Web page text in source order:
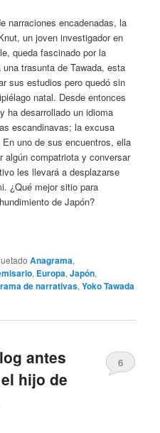
narraciones encadenadas, la
un joven investigador en
queda fascinado por la
trasunta de Tawada, esta
sus estudios pero quedó sin
natal. Desde entonces
ha desarrollado un idioma
escandinavas; la excusa
uno de sus encuentros, ella
algún compatriota y conversar
les llevará a desplazarse
¿Qué mejor sitio para
de Japón?
Anagrama,
, Europa,Japón,
de narrativas,Yoko Tawada
antes
hijo de
6